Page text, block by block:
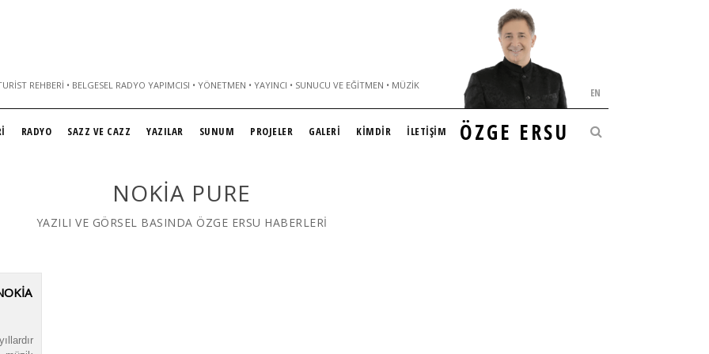
REHBERI • BELGESEL RADYO YAPIMCISI • YÖNETMEN • YAYINCI • SUNUCU VE EĞITMEN • MÜZIK
ÖZGE ERSU
EN
RADYO SAZZ VE CAZZ YAZILAR SUNUM PROJELER GALERİ KİMDİR İLETİŞİM
NOKIA PURE
YAZILI VE GÖRSEL BASINDA ÖZGE ERSU HABERLERİ